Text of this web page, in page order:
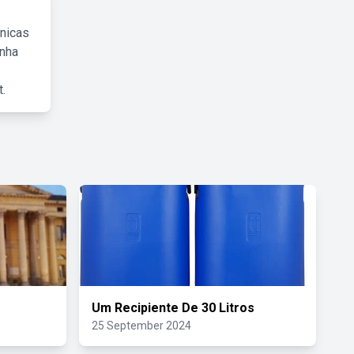
Um Recipiente De 30 Litros
25 September 2024